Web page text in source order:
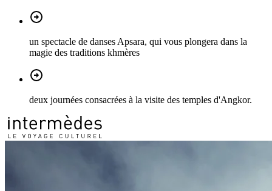
un spectacle de danses Apsara, qui vous plongera dans la
magie des traditions khmères
deux journées consacrées à la visite des temples d'Angkor.